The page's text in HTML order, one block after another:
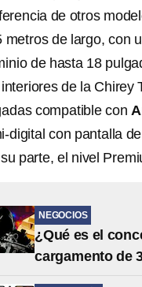
de otros
metros de largo, con
de hasta 18
de la Chirey
compatible con
digital con pantalla
parte, el nivel
NEGOCIOS
¿Qué es el
cargamento de